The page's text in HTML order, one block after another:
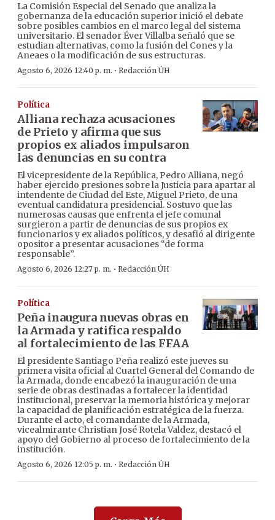
La Comisión Especial del Senado que analiza la
gobernanza de la educación superior inició el debate
sobre posibles cambios en el marco legal del sistema
universitario. El senador Éver Villalba señaló que se
estudian alternativas, como la fusión del Cones y la
Aneaes o la modificación de sus estructuras.
Agosto 6, 2026 12:40 p. m. · Redacción ÚH
Política
Alliana rechaza acusaciones
de Prieto y afirma que sus
propios ex aliados impulsaron
las denuncias en su contra
El vicepresidente de la República, Pedro Alliana, negó
haber ejercido presiones sobre la Justicia para apartar al
intendente de Ciudad del Este, Miguel Prieto, de una
eventual candidatura presidencial. Sostuvo que las
numerosas causas que enfrenta el jefe comunal
surgieron a partir de denuncias de sus propios ex
funcionarios y ex aliados políticos, y desafió al dirigente
opositor a presentar acusaciones “de forma
responsable”.
Agosto 6, 2026 12:27 p. m. · Redacción ÚH
Política
Peña inaugura nuevas obras en
la Armada y ratifica respaldo
al fortalecimiento de las FFAA
El presidente Santiago Peña realizó este jueves su
primera visita oficial al Cuartel General del Comando de
la Armada, donde encabezó la inauguración de una
serie de obras destinadas a fortalecer la identidad
institucional, preservar la memoria histórica y mejorar
la capacidad de planificación estratégica de la fuerza.
Durante el acto, el comandante de la Armada,
vicealmirante Christian José Rotela Valdez, destacó el
apoyo del Gobierno al proceso de fortalecimiento de la
institución.
Agosto 6, 2026 12:05 p. m. · Redacción ÚH